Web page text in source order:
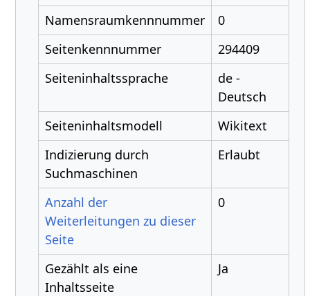
Namensraumkennnummer
0
Seitenkennnummer
294409
Seiteninhaltssprache
de -
Deutsch
Seiteninhaltsmodell
Wikitext
Indizierung durch
Suchmaschinen
Erlaubt
Anzahl der
Weiterleitungen zu dieser
Seite
0
Gezählt als eine
Inhaltsseite
Ja